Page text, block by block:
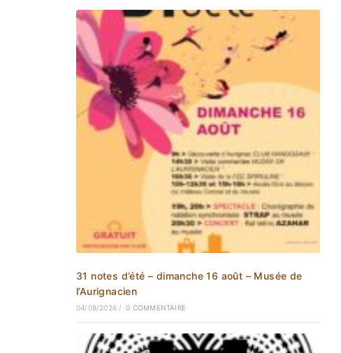
31 notes d’été – dimanche 16 août – Musée de
l’Aurignacien
04/08/2026 / 0 COMMENTAIRE